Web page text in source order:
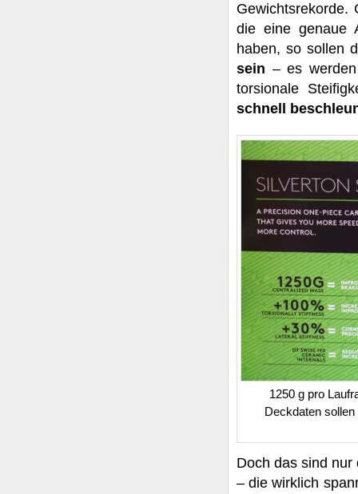
Gewichtsrekorde.
die eine genaue
haben, so sollen
sein – es
torsionale
schnell
1250 g pro
Deckdaten
Doch das sind
– die wirklich